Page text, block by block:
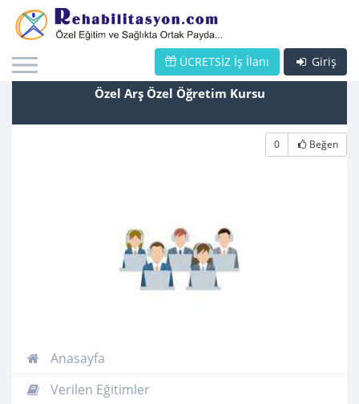
Giriş
ÜCRETSİZ İş İlanı
Özel Arş Özel Öğretim Kursu
0 Beğen
Anasayfa
Verilen Eğitimler